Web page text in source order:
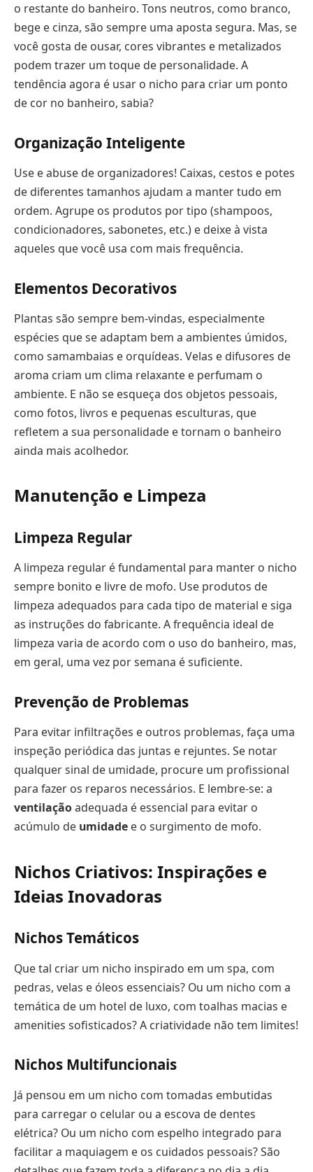
o restante do banheiro. Tons neutros, como branco,
bege e cinza, são sempre uma aposta segura. Mas, se
você gosta de ousar, cores vibrantes e metalizados
podem trazer um toque de personalidade. A
tendência agora é usar o nicho para criar um ponto
de cor no banheiro, sabia?
Organização Inteligente
Use e abuse de organizadores! Caixas, cestos e potes
de diferentes tamanhos ajudam a manter tudo em
ordem. Agrupe os produtos por tipo (shampoos,
condicionadores, sabonetes, etc.) e deixe à vista
aqueles que você usa com mais frequência.
Elementos Decorativos
Plantas são sempre bem-vindas, especialmente
espécies que se adaptam bem a ambientes úmidos,
como samambaias e orquídeas. Velas e difusores de
aroma criam um clima relaxante e perfumam o
ambiente. E não se esqueça dos objetos pessoais,
como fotos, livros e pequenas esculturas, que
refletem a sua personalidade e tornam o banheiro
ainda mais acolhedor.
Manutenção e Limpeza
Limpeza Regular
A limpeza regular é fundamental para manter o nicho
sempre bonito e livre de mofo. Use produtos de
limpeza adequados para cada tipo de material e siga
as instruções do fabricante. A frequência ideal de
limpeza varia de acordo com o uso do banheiro, mas,
em geral, uma vez por semana é suficiente.
Prevenção de Problemas
Para evitar infiltrações e outros problemas, faça uma
inspeção periódica das juntas e rejuntes. Se notar
qualquer sinal de umidade, procure um profissional
para fazer os reparos necessários. E lembre-se: a
ventilaçãoadequada é essencial para evitar o
acúmulo de umidade e o surgimento de mofo.
Nichos Criativos: Inspirações e
Ideias Inovadoras
Nichos Temáticos
Que tal criar um nicho inspirado em um spa, com
pedras, velas e óleos essenciais? Ou um nicho com a
temática de um hotel de luxo, com toalhas macias e
amenities sofisticados? A criatividade não tem limites!
Nichos Multifuncionais
Já pensou em um nicho com tomadas embutidas
para carregar o celular ou a escova de dentes
elétrica? Ou um nicho com espelho integrado para
facilitar a maquiagem e os cuidados pessoais? São